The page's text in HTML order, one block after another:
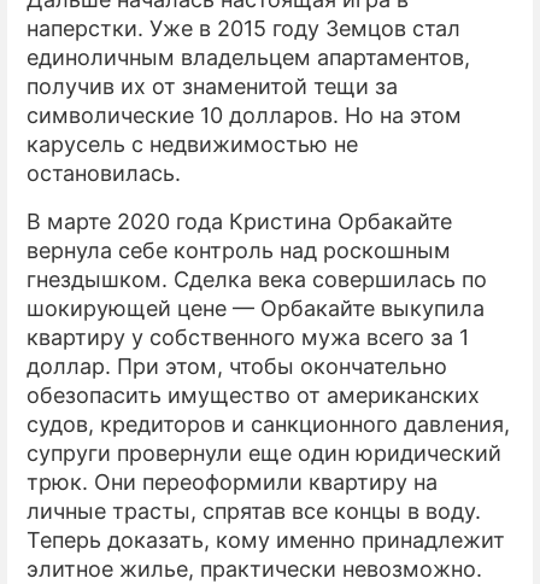
наперстки. Уже в 2015 году Земцов стал
единоличным владельцем апартаментов,
получив их от знаменитой тещи за
символические 10 долларов. Но на этом
карусель с недвижимостью не
остановилась.
В марте 2020 года Кристина Орбакайте
вернула себе контроль над роскошным
гнездышком. Сделка века совершилась по
шокирующей цене — Орбакайте выкупила
квартиру у собственного мужа всего за 1
доллар. При этом, чтобы окончательно
обезопасить имущество от американских
судов, кредиторов и санкционного давления,
супруги провернули еще один юридический
трюк. Они переоформили квартиру на
личные трасты, спрятав все концы в воду.
Теперь доказать, кому именно принадлежит
элитное жилье, практически невозможно.